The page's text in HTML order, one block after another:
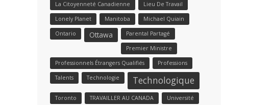
La Citoyenneté Canadienne Lieu De Travail
Lonely Planet Manitoba Michael Quiain
Ontario Ottawa Parental Partagé
Premier Ministre
Professionnels Étrangers Qualifiés Professions
Talents Technologie Technologique
Toronto TRAVAILLER AU CANADA Université